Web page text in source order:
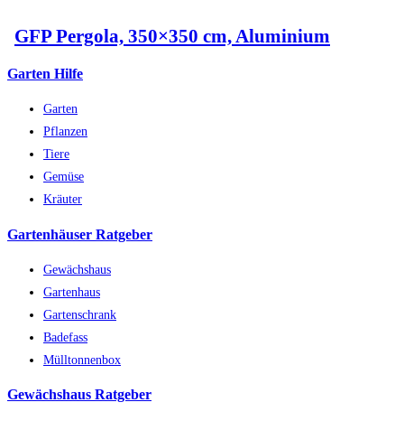
GFP Pergola, 350×350 cm, Aluminium
Garten Hilfe
Garten
Pflanzen
Tiere
Gemüse
Kräuter
Gartenhäuser Ratgeber
Gewächshaus
Gartenhaus
Gartenschrank
Badefass
Mülltonnenbox
Gewächshaus Ratgeber